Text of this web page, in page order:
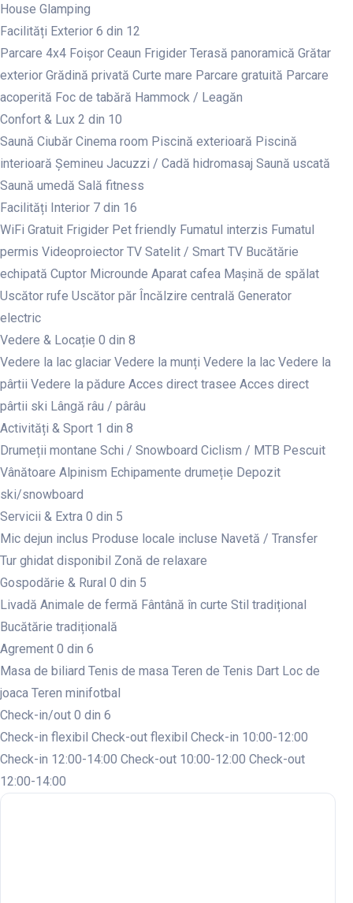
House Glamping
Facilități Exterior 6 din 12
Parcare 4x4 Foișor Ceaun Frigider Terasă panoramică Grătar
exterior Grădină privată Curte mare Parcare gratuită Parcare
acoperită Foc de tabără Hammock / Leagăn
Confort & Lux 2 din 10
Saună Ciubăr Cinema room Piscină exterioară Piscină
interioară Șemineu Jacuzzi / Cadă hidromasaj Saună uscată
Saună umedă Sală fitness
Facilități Interior 7 din 16
WiFi Gratuit Frigider Pet friendly Fumatul interzis Fumatul
permis Videoproiector TV Satelit / Smart TV Bucătărie
echipată Cuptor Microunde Aparat cafea Mașină de spălat
Uscător rufe Uscător păr Încălzire centrală Generator
electric
Vedere & Locație 0 din 8
Vedere la lac glaciar Vedere la munți Vedere la lac Vedere la
pârtii Vedere la pădure Acces direct trasee Acces direct
pârtii ski Lângă râu / pârâu
Activități & Sport 1 din 8
Drumeții montane Schi / Snowboard Ciclism / MTB Pescuit
Vânătoare Alpinism Echipamente drumeție Depozit
ski/snowboard
Servicii & Extra 0 din 5
Mic dejun inclus Produse locale incluse Navetă / Transfer
Tur ghidat disponibil Zonă de relaxare
Gospodărie & Rural 0 din 5
Livadă Animale de fermă Fântână în curte Stil tradițional
Bucătărie tradițională
Agrement 0 din 6
Masa de biliard Tenis de masa Teren de Tenis Dart Loc de
joaca Teren minifotbal
Check-in/out 0 din 6
Check-in flexibil Check-out flexibil Check-in 10:00-12:00
Check-in 12:00-14:00 Check-out 10:00-12:00 Check-out
12:00-14:00